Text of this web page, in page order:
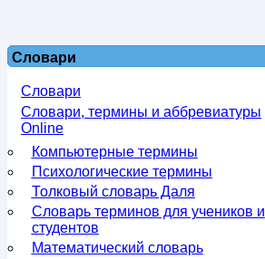
Словари
Словари
Словари, термины и аббревиатуры
Online
Компьютерные термины
Психологические термины
Толковый словарь Даля
Словарь терминов для учеников и
студентов
Математический словарь